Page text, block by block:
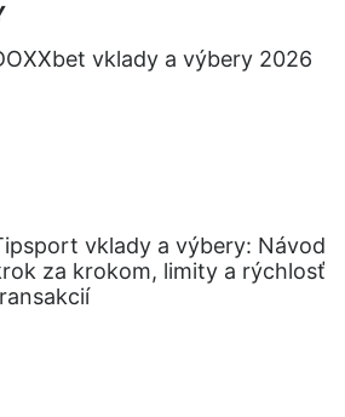
vklady a výbery 2026
vklady a výbery: Návod
za krokom, limity a rýchlosť